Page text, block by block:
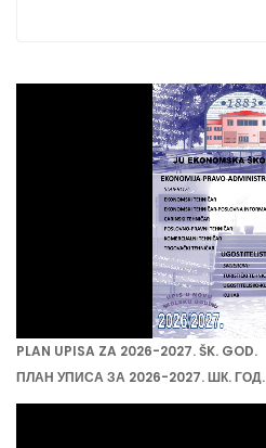
PLAN UPISA ZA 2026-2027. ŠK. GOD.
ПЛАН УПИСА ЗА 2026-2027. ШК. ГОД.